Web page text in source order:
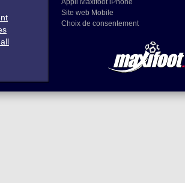
Appli Maxifoot iPhone
Site web Mobile
Choix de consentement